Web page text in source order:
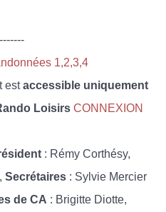
1,2,3,4
estaccessible uniquement
Loisirs CONNEXION
: Rémy Corthésy,
Secrétaires : Sylvie Mercier
de CA : Brigitte Diotte,